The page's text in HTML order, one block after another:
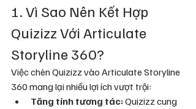
1. Vì Sao Nên Kết Hợp
Quizizz Với Articulate
Storyline 360?
Việc chèn Quizizz vào Articulate Storyline
360 mang lại nhiều lợi ích vượt trội:
Tăng tính tương tác: Quizizz cung